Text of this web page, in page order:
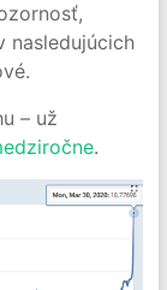
nasledujúcich
– už
.